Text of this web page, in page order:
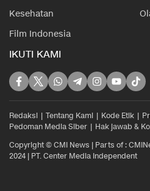
Kesehatan
Film Indonesia
IKUTI KAMI
Redaksi Tentang Kami Kode Etik
Pedoman Media Siber
Hak jawab &
Copyright © CMI News | Parts of :
2024 | PT. Center Media Independent